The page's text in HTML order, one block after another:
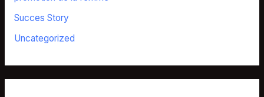
Succes Story
Uncategorized